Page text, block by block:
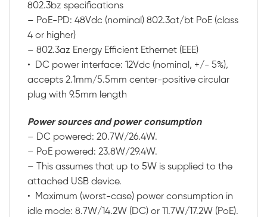
802.3bz specifications
– PoE-PD: 48Vdc (nominal) 802.3at/bt PoE (class
4 or higher)
– 802.3az Energy Efficient Ethernet (EEE)
• DC power interface: 12Vdc (nominal, +/- 5%),
accepts 2.1mm/5.5mm center-positive circular
plug with 9.5mm length
Power sources and power consumption
– DC powered: 20.7W/26.4W.
– PoE powered: 23.8W/29.4W.
– This assumes that up to 5W is supplied to the
attached USB device.
• Maximum (worst-case) power consumption in
idle mode: 8.7W/14.2W (DC) or 11.7W/17.2W (PoE).